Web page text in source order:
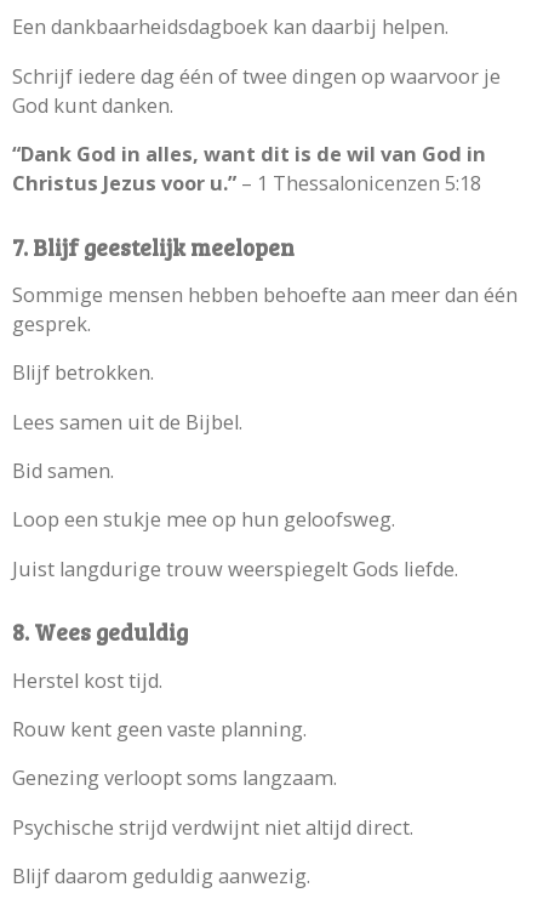
Een dankbaarheidsdagboek kan daarbij helpen.
Schrijf iedere dag één of twee dingen op waarvoor je
God kunt danken.
“Dank God in alles, want dit is de wil van God in
Christus Jezus voor u.” – 1 Thessalonicenzen 5:18
7. Blijf geestelijk meelopen
Sommige mensen hebben behoefte aan meer dan één
gesprek.
Blijf betrokken.
Lees samen uit de Bijbel.
Bid samen.
Loop een stukje mee op hun geloofsweg.
Juist langdurige trouw weerspiegelt Gods liefde.
8. Wees geduldig
Herstel kost tijd.
Rouw kent geen vaste planning.
Genezing verloopt soms langzaam.
Psychische strijd verdwijnt niet altijd direct.
Blijf daarom geduldig aanwezig.